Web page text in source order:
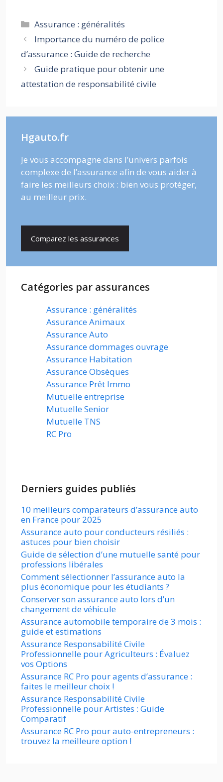
Catégories
Assurance : généralités
Importance du numéro de police
d’assurance : Guide de recherche
Guide pratique pour obtenir une
attestation de responsabilité civile
Hgauto.fr
Je vous accompagne dans l’univers parfois
complexe de l’assurance afin de vous aider à
faire les meilleurs choix : bien vous protéger,
au meilleur prix.
Comparez les assurances
Catégories par assurances
Assurance : généralités
Assurance Animaux
Assurance Auto
Assurance dommages ouvrage
Assurance Habitation
Assurance Obsèques
Assurance Prêt Immo
Mutuelle entreprise
Mutuelle Senior
Mutuelle TNS
RC Pro
Derniers guides publiés
10 meilleurs comparateurs d’assurance auto
en France pour 2025
Assurance auto pour conducteurs résiliés :
astuces pour bien choisir
Guide de sélection d’une mutuelle santé pour
professions libérales
Comment sélectionner l’assurance auto la
plus économique pour les étudiants ?
Conserver son assurance auto lors d’un
changement de véhicule
Assurance automobile temporaire de 3 mois :
guide et estimations
Assurance Responsabilité Civile
Professionnelle pour Agriculteurs : Évaluez
vos Options
Assurance RC Pro pour agents d’assurance :
faites le meilleur choix !
Assurance Responsabilité Civile
Professionnelle pour Artistes : Guide
Comparatif
Assurance RC Pro pour auto-entrepreneurs :
trouvez la meilleure option !